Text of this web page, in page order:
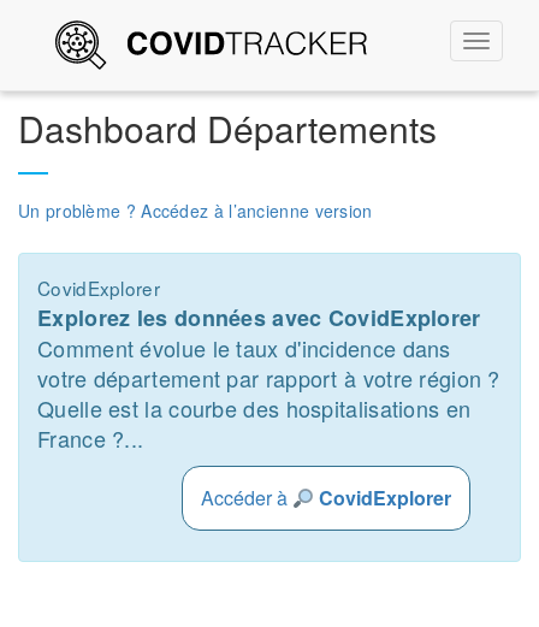
la
Dashboard Départements
Un problème ? Accédez à l’ancienne version
CovidExplorer
Explorez les données avec CovidExplorer
Comment évolue le taux d'incidence dans
votre département par rapport à votre région ?
Quelle est la courbe des hospitalisations en
France ?...
Accéder à CovidExplorer